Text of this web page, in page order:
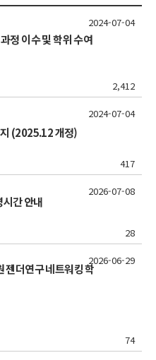
정 이수 및 학위 수여
2,412
2024-07-04
(2025.12 개정)
417
2024-07-04
간 안내
28
2026-07-08
더연구 네트워킹 학
74
2026-06-29